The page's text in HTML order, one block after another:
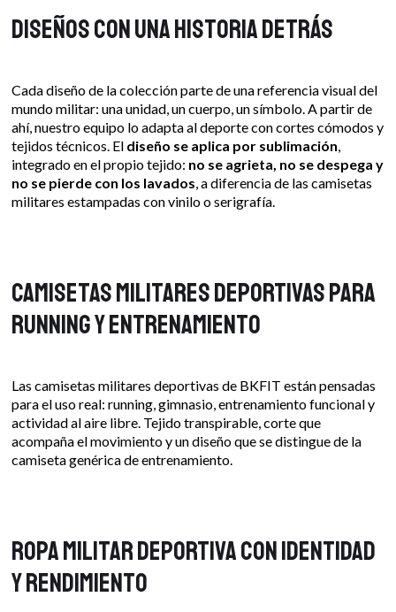
Diseños con una historia detrás
Cada diseño de la colección parte de una referencia visual del
mundo militar: una unidad, un cuerpo, un símbolo. A partir de
ahí, nuestro equipo lo adapta al deporte con cortes cómodos y
tejidos técnicos. El diseño se aplica por sublimación
integrado en el propio tejido: no se agrieta, no se despega y
no se pierde con los lavados , a diferencia de las camisetas
militares estampadas con vinilo o serigrafía.
Camisetas militares deportivas para
running y entrenamiento
Las camisetas militares deportivas de BKFIT están pensadas
para el uso real: running, gimnasio, entrenamiento funcional y
actividad al aire libre. Tejido transpirable, corte que
acompaña el movimiento y un diseño que se distingue de la
camiseta genérica de entrenamiento.
Ropa militar deportiva con identidad
y rendimiento